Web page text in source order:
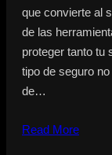
que convierte al
de las
proteger tanto tu
tipo de seguro
de…
Read More